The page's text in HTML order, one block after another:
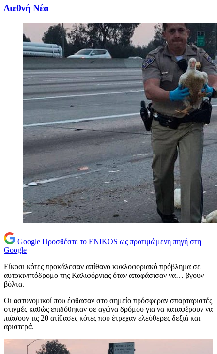
Διεθνή Νέα
Google Προσθέστε το ENIKOS ως προτιμώμενη πηγή στη
Google
Είκοσι κότες προκάλεσαν απίθανο κυκλοφοριακό πρόβλημα σε
αυτοκινητόδρομο της Καλιφόρνιας όταν αποφάσισαν να… βγουν
βόλτα.
Οι αστυνομικοί που έφθασαν στο σημείο πρόσφεραν σπαρταριστές
στιγμές καθώς επιδόθηκαν σε αγώνα δρόμου για να καταφέρουν να
πιάσουν τις 20 ατίθασες κότες που έτρεχαν ελεύθερες δεξιά και
αριστερά.